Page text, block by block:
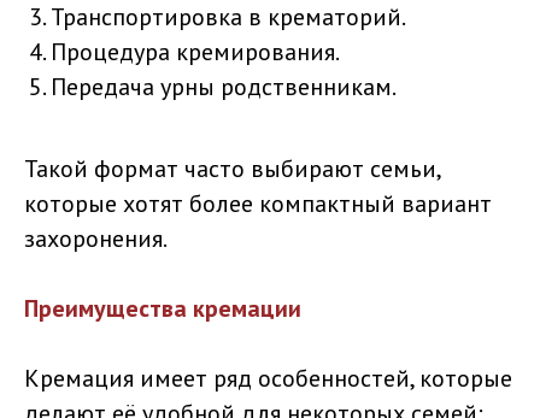
Транспортировка в крематорий.
Процедура кремирования.
Передача урны родственникам.
Такой формат часто выбирают семьи,
которые хотят более компактный вариант
захоронения.
Преимущества кремации
Кремация имеет ряд особенностей, которые